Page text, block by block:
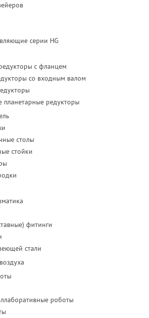
серии HG
с фланцем
со входным валом
планетарные редукторы
столы
стойки
фитинги
стали
роботы